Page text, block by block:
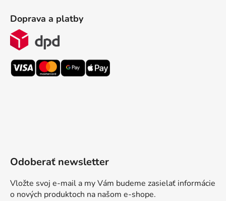
Doprava a platby
Odoberať newsletter
Vložte svoj e-mail a my Vám budeme zasielať informácie
o nových produktoch na našom e-shope.